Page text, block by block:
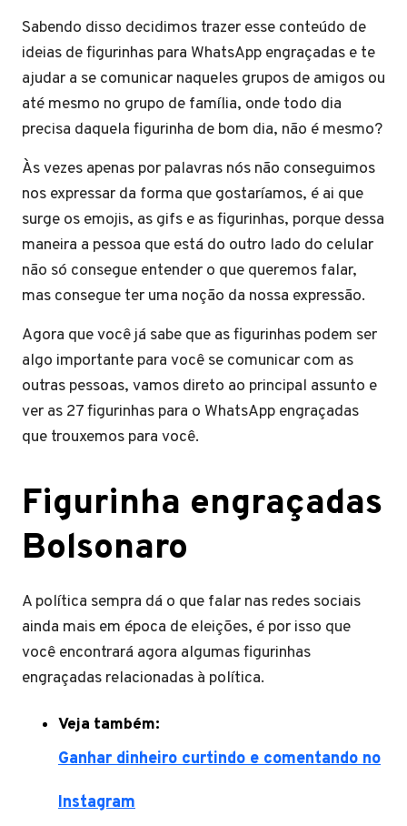
Sabendo disso decidimos trazer esse conteúdo de
ideias de figurinhas para WhatsApp engraçadas e te
ajudar a se comunicar naqueles grupos de amigos ou
até mesmo no grupo de família, onde todo dia
precisa daquela figurinha de bom dia, não é mesmo?
Às vezes apenas por palavras nós não conseguimos
nos expressar da forma que gostaríamos, é ai que
surge os emojis, as gifs e as figurinhas, porque dessa
maneira a pessoa que está do outro lado do celular
não só consegue entender o que queremos falar,
mas consegue ter uma noção da nossa expressão.
Agora que você já sabe que as figurinhas podem ser
algo importante para você se comunicar com as
outras pessoas, vamos direto ao principal assunto e
ver as 27 figurinhas para o WhatsApp engraçadas
que trouxemos para você.
Figurinha engraçadas
Bolsonaro
A política sempra dá o que falar nas redes sociais
ainda mais em época de eleições, é por isso que
você encontrará agora algumas figurinhas
engraçadas relacionadas à política.
Veja também:
Ganhar dinheiro curtindo e comentando no
Instagram